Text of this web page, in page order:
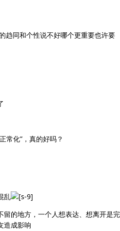
趋同和个性说不好哪个更重要也许要
常化”，真的好吗？
乱
的地方，一个人想表达、想离开是完
造成影响